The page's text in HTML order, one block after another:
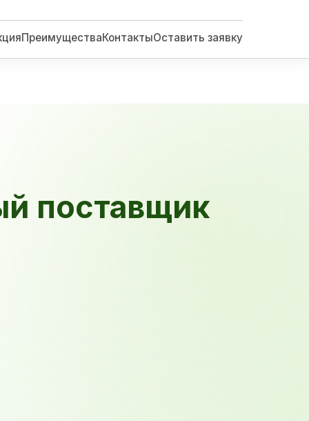
ПреимуществаКонтактыОставить заявку
поставщик